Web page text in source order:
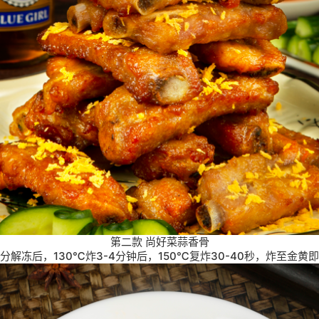
第二款 尚好菜蒜香骨
解冻后，130℃炸3-4分钟后，150℃复炸30-40秒，炸至金黄